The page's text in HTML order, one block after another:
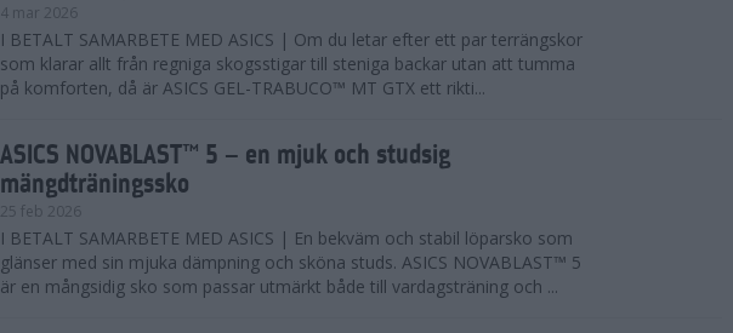
4 mar 2026
I BETALT SAMARBETE MED ASICS | Om du letar efter ett par terrängskor
som klarar allt från regniga skogsstigar till steniga backar utan att tumma
på komforten, då är ASICS GEL-TRABUCO™ MT GTX ett rikti...
ASICS NOVABLAST™ 5 – en mjuk och studsig
mängdträningssko
25 feb 2026
I BETALT SAMARBETE MED ASICS | En bekväm och stabil löparsko som
glänser med sin mjuka dämpning och sköna studs. ASICS NOVABLAST™ 5
är en mångsidig sko som passar utmärkt både till vardagsträning och ...